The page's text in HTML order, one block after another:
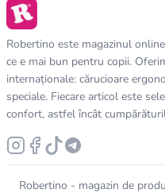
Robertino este magazinul
ce e mai bun pentru copii.
internaționale: cărucioare
speciale. Fiecare articol este
confort, astfel încât
Robertino - magazin de